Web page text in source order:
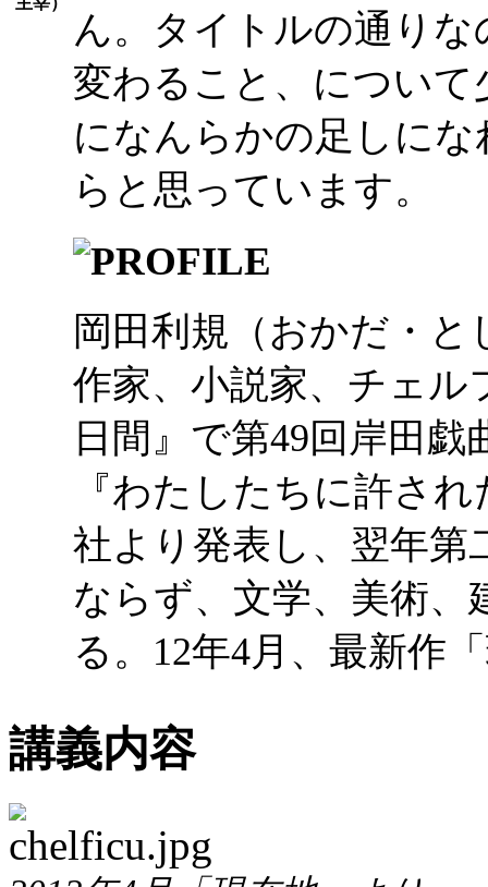
ん。タイトルの通り
変わること、につい
になんらかの足しに
らと思っています。
岡田利規（おかだ・と
作家、小説家、チェル
日間』で第49回岸田
『わたしたちに許さ
社より発表し、翌年第
ならず、文学、美術、
る。12年4月、最新作
講義内容